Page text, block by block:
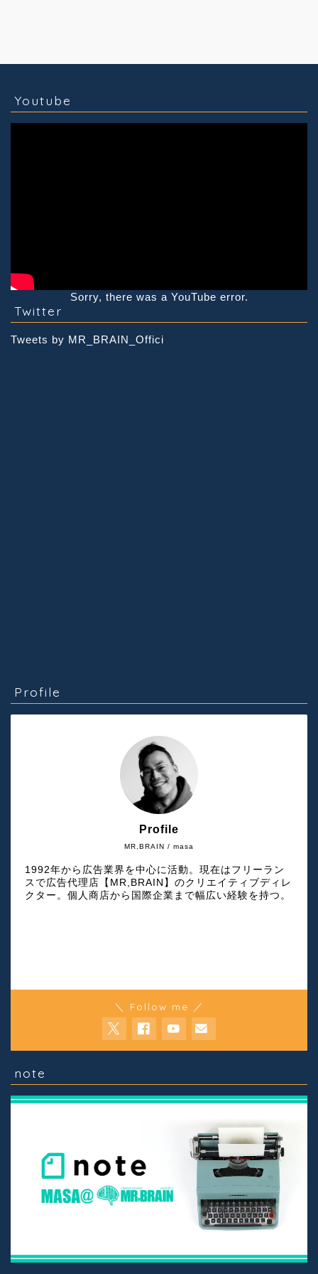
Youtube
Sorry, there was a YouTube error.
Twitter
Tweets by MR_BRAIN_Offici
Profile
MR,BRAIN / masa
Profile
1992年から広告業界を中心に活動。現在はフリーラン
スで広告代理店【MR,BRAIN】のクリエイティブディレ
クター。個人商店から国際企業まで幅広い経験を持つ。
＼ Follow me ／
note